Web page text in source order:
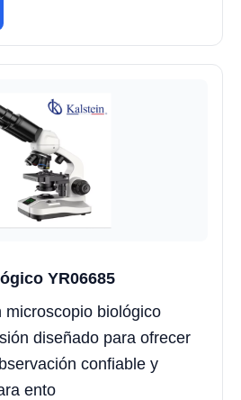
YR06685
microscopio biológico
diseñado para ofrecer
confiable y
ento